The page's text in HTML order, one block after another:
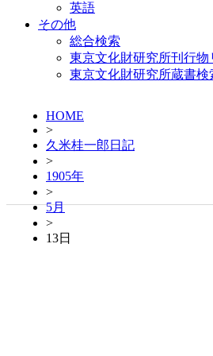
英語
その他
総合検索
東京文化財研究所刊行物
東京文化財研究所蔵書検
HOME
>
久米桂一郎日記
>
1905年
>
5月
>
13日